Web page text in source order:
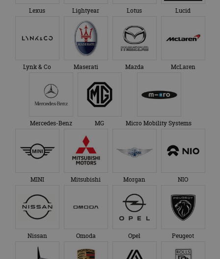
Lexus Lightyear Lotus Lucid
Lynk & Co Maserati Mazda McLaren
Mercedes-Benz MG Micro Mobility Systems
MINI Mitsubishi Morgan NIO
Nissan Omoda Opel Peugeot